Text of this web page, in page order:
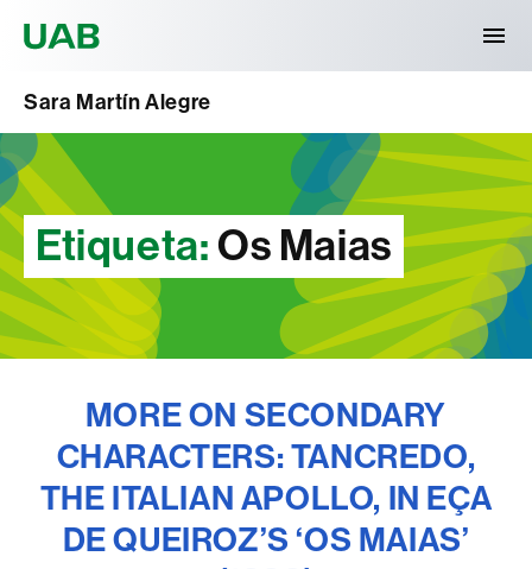
Sara Martín Alegre
Etiqueta:Os Maias
MORE ON SECONDARY
CHARACTERS: TANCREDO,
THE ITALIAN APOLLO, IN EÇA
DE QUEIROZ’S ‘OS MAIAS’